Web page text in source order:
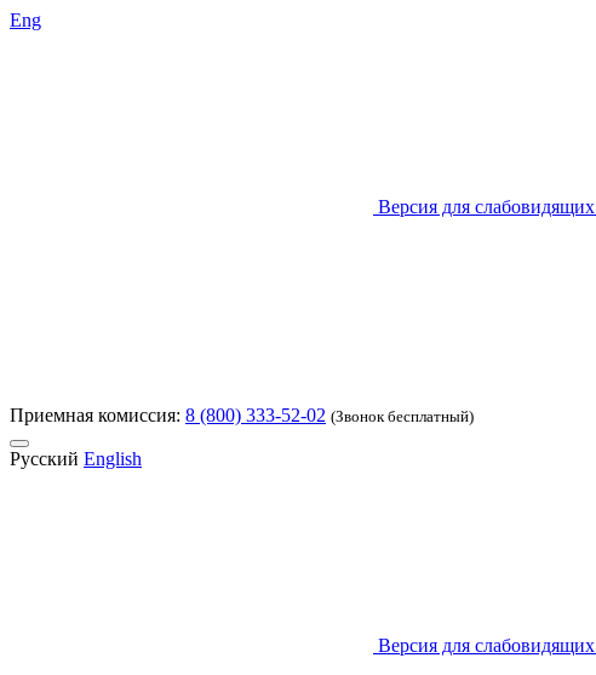
Eng
Версия для слабовидящих
Приемная комиссия: 8 (800) 333-52-02 (Звонок бесплатный)
Русский English
Версия для слабовидящих